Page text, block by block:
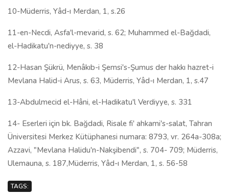
10-Müderris, Yâd-ı Merdan, 1, s.26
11-en-Necdi, Asfa'l-mevarid, s. 62; Muhammed el-Bağdadi,
el-Hadikatu'n-nediyye, s. 38
12-Hasan Şükrü, Menâkıb-i Şemsi's-Şumus der hakkı hazret-i
Mevlana Halid-i Arus, s. 63, Müderris, Yâd-ı Merdan, 1, s.47
13-Abdulmecid el-Hâni, el-Hadikatu'l Verdiyye, s. 331
14- Eserleri için bk. Bağdadi, Risale fi' ahkami's-salat, Tahran
Üniversitesi Merkez Kütüphanesi numara: 8793, vr. 264a-308a;
Azzavi, "Mevlana Halidu'n-Nakşibendi", s. 704- 709; Müderris,
Ulemauna, s. 187,Müderris, Yâd-ı Merdan, 1, s. 56-58
TAGS: